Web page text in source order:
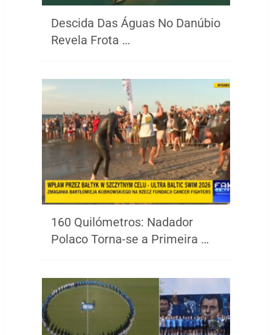
Descida Das Águas No Danúbio
Revela Frota …
160 Quilómetros: Nadador
Polaco Torna-se a Primeira …